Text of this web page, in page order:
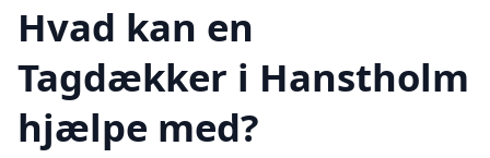
Hvad kan en
Tagdækker i Hanstholm
hjælpe med?